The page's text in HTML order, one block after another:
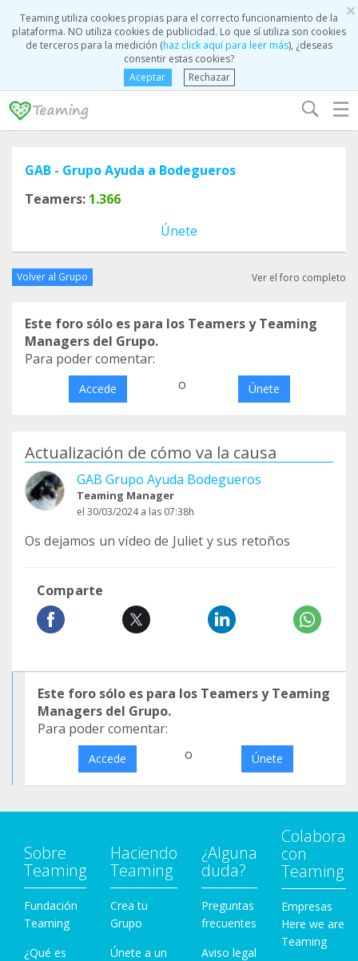
×
Teaming utiliza cookies propias para el correcto funcionamiento de la
plataforma. NO utiliza cookies de publicidad. Lo que sí utiliza son cookies
de terceros para la medición (haz click aquí para leer más), ¿deseas
consentir estas cookies?
Aceptar
Rechazar
☰
GAB - Grupo Ayuda a Bodegueros
Teamers: 1.366
Únete
Volver al Grupo Ver el foro completo
Este foro sólo es para los Teamers y Teaming
Managers del Grupo.
Para poder comentar:
Accede o Únete
Actualización de cómo va la causa
GAB Grupo Ayuda Bodegueros
Teaming Manager
el 30/03/2024 a las 07:38h
Os dejamos un vídeo de Juliet y sus retoños
Comparte
Este foro sólo es para los Teamers y Teaming
Managers del Grupo.
Para poder comentar:
Accede o Únete
Sobre
Teaming
Fundación
Teaming
¿Qué es
Haciendo
Teaming
Crea tu
Grupo
Únete a un
¿Alguna
duda?
Preguntas
frecuentes
Aviso legal
Colabora
con
Teaming
Empresas
Here we are
Teaming